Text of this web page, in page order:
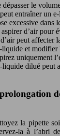
dépasser le
entraîner un
excessive dans
d’air pour
peut affecter
et modifier
uniquement
liquide dilué peut
la pipette
la à l’abri